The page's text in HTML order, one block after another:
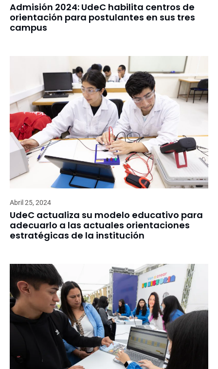
Admisión 2024: UdeC habilita centros de
orientación para postulantes en sus tres
campus
Abril 25, 2024
UdeC actualiza su modelo educativo para
adecuarlo a las actuales orientaciones
estratégicas de la institución